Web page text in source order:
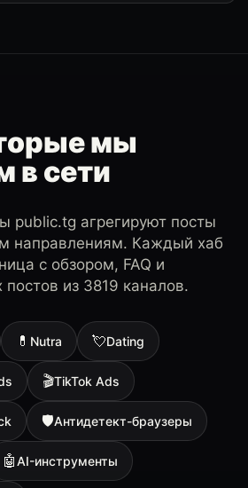
мы
в сети
public.tg агрегируют посты
направлениям. Каждый хаб
с обзором, FAQ и
из 3819 каналов.
💊 Nutra 💘Dating
🎬TikTok Ads
🛡Антидетект-браузеры
🤖AI-инструменты